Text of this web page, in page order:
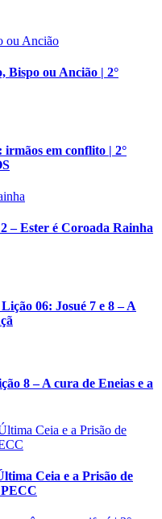
Bispo ou Ancião | 2°
em conflito | 2°
– Ester é Coroada Rainha
06: Josué 7 e 8 – A
8 – A cura de Eneias e a
Ceia e a Prisão de
PECC